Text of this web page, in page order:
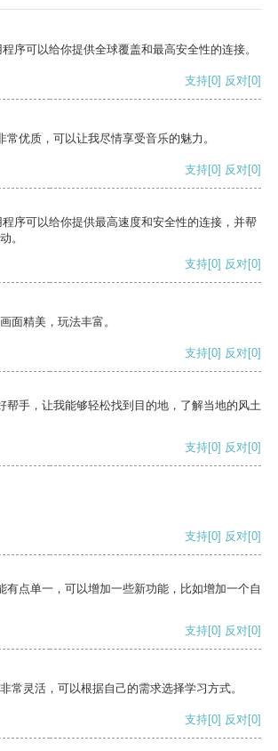
序可以给你提供全球覆盖和最高安全性的连接。
支持[0] 反对[0]
常优质，可以让我尽情享受音乐的魅力。
支持[0] 反对[0]
序可以给你提供最高速度和安全性的连接，并帮
。
支持[0] 反对[0]
面精美，玩法丰富。
支持[0] 反对[0]
帮手，让我能够轻松找到目的地，了解当地的风土
支持[0] 反对[0]
支持[0] 反对[0]
有点单一，可以增加一些新功能，比如增加一个自
支持[0] 反对[0]
常灵活，可以根据自己的需求选择学习方式。
支持[0] 反对[0]